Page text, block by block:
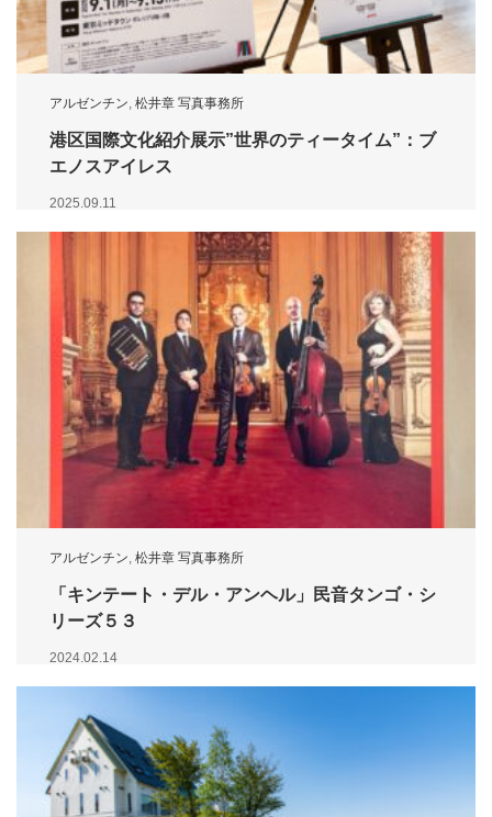
アルゼンチン, 松井章 写真事務所
港区国際文化紹介展示”世界のティータイム”：ブ
エノスアイレス
2025.09.11
アルゼンチン 松井章 写真事務所
「キンテート・デル・アンヘル」民音タンゴ・シ
リーズ５３
2024.02.14